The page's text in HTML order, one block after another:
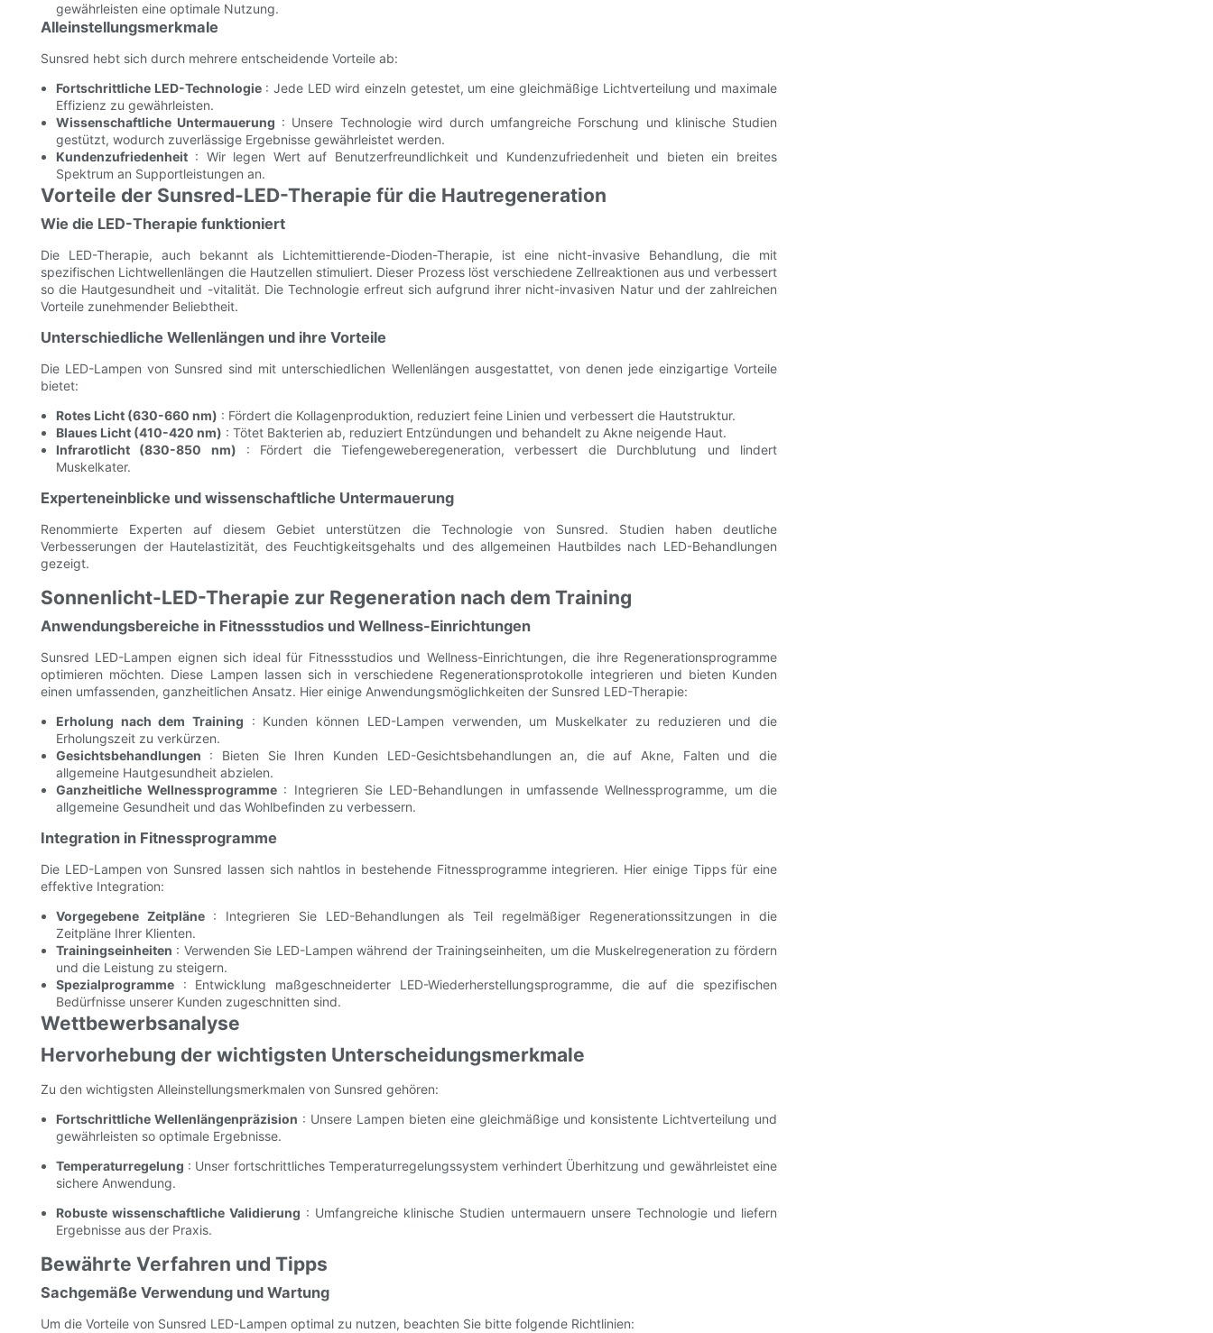
gewährleisten eine optimale Nutzung.
Alleinstellungsmerkmale
Sunsred hebt sich durch mehrere entscheidende Vorteile ab:
Fortschrittliche LED-Technologie: Jede LED wird einzeln getestet, um eine gleichmäßige Lichtverteilung und maximale
Effizienz zu gewährleisten.
Wissenschaftliche Untermauerung : Unsere Technologie wird durch umfangreiche Forschung und klinische Studien
gestützt, wodurch zuverlässige Ergebnisse gewährleistet werden.
Kundenzufriedenheit: Wir legen Wert auf Benutzerfreundlichkeit und Kundenzufriedenheit und bieten ein breites
Spektrum an Supportleistungen an.
Vorteile der Sunsred-LED-Therapie für die Hautregeneration
Wie die LED-Therapie funktioniert
Die LED-Therapie, auch bekannt als Lichtemittierende-Dioden-Therapie, ist eine nicht-invasive Behandlung, die mit
spezifischen Lichtwellenlängen die Hautzellen stimuliert. Dieser Prozess löst verschiedene Zellreaktionen aus und verbessert
so die Hautgesundheit und -vitalität. Die Technologie erfreut sich aufgrund ihrer nicht-invasiven Natur und der zahlreichen
Vorteile zunehmender Beliebtheit.
Unterschiedliche Wellenlängen und ihre Vorteile
Die LED-Lampen von Sunsred sind mit unterschiedlichen Wellenlängen ausgestattet, von denen jede einzigartige Vorteile
bietet:
Rotes Licht (630-660 nm) : Fördert die Kollagenproduktion, reduziert feine Linien und verbessert die Hautstruktur.
Blaues Licht (410-420 nm) : Tötet Bakterien ab, reduziert Entzündungen und behandelt zu Akne neigende Haut.
Infrarotlicht (830-850 nm) : Fördert die Tiefengeweberegeneration, verbessert die Durchblutung und lindert
Muskelkater.
Experteneinblicke und wissenschaftliche Untermauerung
Renommierte Experten auf diesem Gebiet unterstützen die Technologie von Sunsred. Studien haben deutliche
Verbesserungen der Hautelastizität, des Feuchtigkeitsgehalts und des allgemeinen Hautbildes nach LED-Behandlungen
gezeigt.
Sonnenlicht-LED-Therapie zur Regeneration nach dem Training
Anwendungsbereiche in Fitnessstudios und Wellness-Einrichtungen
Sunsred LED-Lampen eignen sich ideal für Fitnessstudios und Wellness-Einrichtungen, die ihre Regenerationsprogramme
optimieren möchten. Diese Lampen lassen sich in verschiedene Regenerationsprotokolle integrieren und bieten Kunden
einen umfassenden, ganzheitlichen Ansatz. Hier einige Anwendungsmöglichkeiten der Sunsred LED-Therapie:
Erholung nach dem Training : Kunden können LED-Lampen verwenden, um Muskelkater zu reduzieren und die
Erholungszeit zu verkürzen.
Gesichtsbehandlungen : Bieten Sie Ihren Kunden LED-Gesichtsbehandlungen an, die auf Akne, Falten und die
allgemeine Hautgesundheit abzielen.
Ganzheitliche Wellnessprogramme : Integrieren Sie LED-Behandlungen in umfassende Wellnessprogramme, um die
allgemeine Gesundheit und das Wohlbefinden zu verbessern.
Integration in Fitnessprogramme
Die LED-Lampen von Sunsred lassen sich nahtlos in bestehende Fitnessprogramme integrieren. Hier einige Tipps für eine
effektive Integration:
Vorgegebene Zeitpläne: Integrieren Sie LED-Behandlungen als Teil regelmäßiger Regenerationssitzungen in die
Zeitpläne Ihrer Klienten.
Trainingseinheiten : Verwenden Sie LED-Lampen während der Trainingseinheiten, um die Muskelregeneration zu fördern
und die Leistung zu steigern.
Spezialprogramme: Entwicklung maßgeschneiderter LED-Wiederherstellungsprogramme, die auf die spezifischen
Bedürfnisse unserer Kunden zugeschnitten sind.
Wettbewerbsanalyse
Hervorhebung der wichtigsten Unterscheidungsmerkmale
Zu den wichtigsten Alleinstellungsmerkmalen von Sunsred gehören:
Fortschrittliche Wellenlängenpräzision : Unsere Lampen bieten eine gleichmäßige und konsistente Lichtverteilung und
gewährleisten so optimale Ergebnisse.
Temperaturregelung : Unser fortschrittliches Temperaturregelungssystem verhindert Überhitzung und gewährleistet eine
sichere Anwendung.
Robuste wissenschaftliche Validierung : Umfangreiche klinische Studien untermauern unsere Technologie und liefern
Ergebnisse aus der Praxis.
Bewährte Verfahren und Tipps
Sachgemäße Verwendung und Wartung
Um die Vorteile von Sunsred LED-Lampen optimal zu nutzen, beachten Sie bitte folgende Richtlinien: